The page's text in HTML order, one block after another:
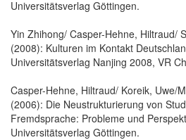
Universitätsverlag Göttingen.
Yin Zhihong/ Casper-Hehne, Hiltraud/
(2008): Kulturen im Kontakt
Universitätsverlag Nanjing 2008, VR
Casper-Hehne, Hiltraud/ Koreik, Uwe/
(2006): Die Neustrukturierung von
Fremdsprache: Probleme und
Universitätsverlag Göttingen.